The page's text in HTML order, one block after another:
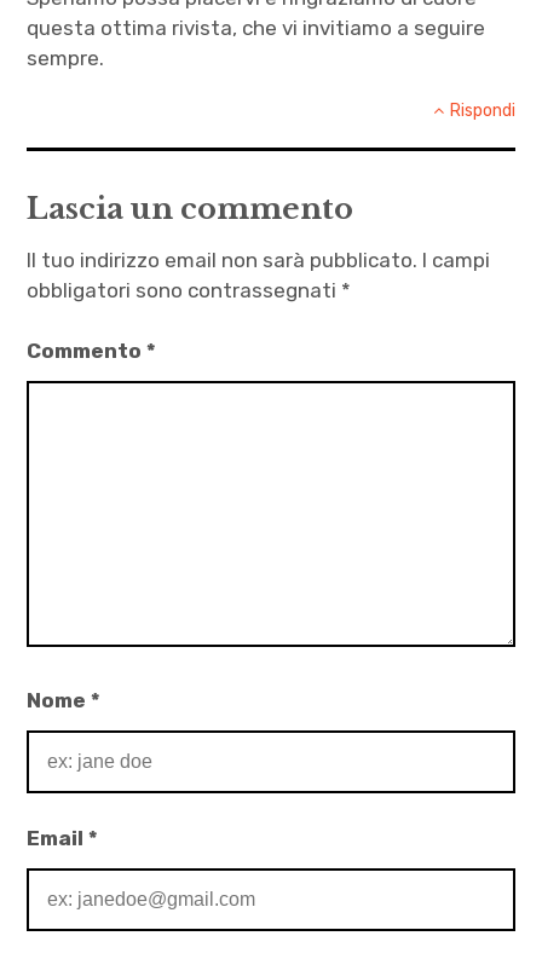
mai
Armenante
letteratura
,
rivoluzione
soldati
questa ottima rivista, che vi invitiamo a seguire
sempre.
Rispondi
Lascia un commento
Il tuo indirizzo email non sarà pubblicato. I campi
obbligatori sono contrassegnati *
Commento*
Nome*
Email*